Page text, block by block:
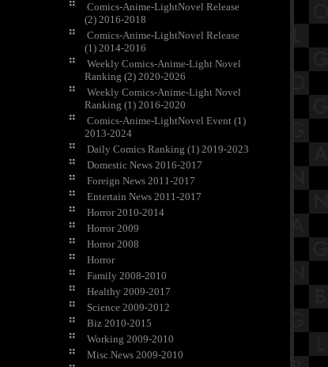
Comics-Anime-LightNovel Release
(2) 2016-2018
Comics-Anime-LightNovel Release
(1) 2014-2016
Weekly Comics-Anime-Light Novel
Ranking (2) 2020-2026
Weekly Comics-Anime-Light Novel
Ranking (1) 2016-2020
Comics-Anime-LightNovel Event (1)
2013-2024
Daily Comics Ranking (1) 2019-2023
Domestic News 2016-2017
Foreign News 2011-2017
Entertain News 2011-2017
Horror 2010-2014
Horror 2009
Horror 2008
Horror
Family 2008-2010
Healthy 2009-2017
Science 2009-2012
Biz 2010-2015
Working 2009-2010
Misc.News 2009-2010